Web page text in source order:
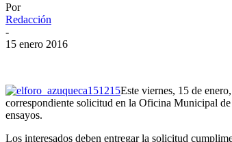
Por
Redacción
-
15 enero 2016
Este viernes, 15 de
correspondiente solicitud en la Oficina Municipal
ensayos.
Los interesados deben entregar la solicitud